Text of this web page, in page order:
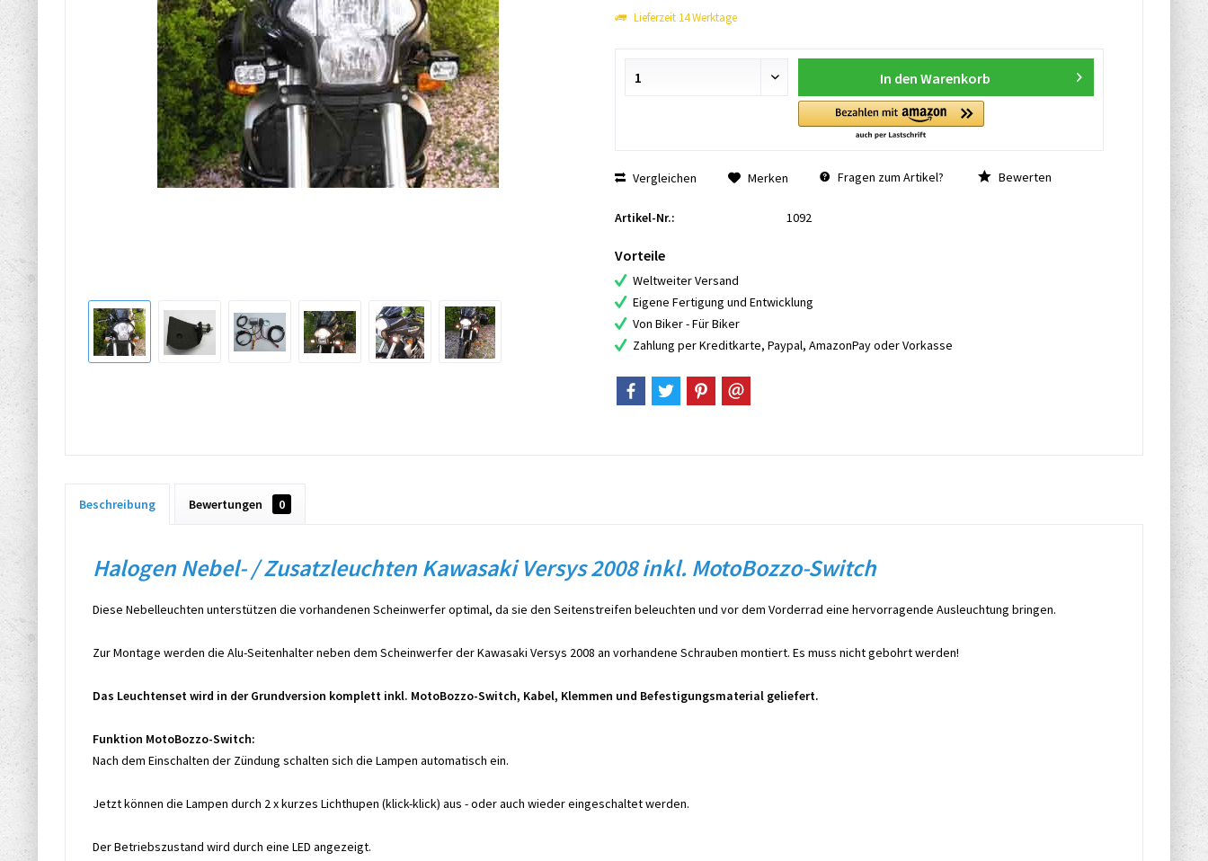
Lieferzeit 14 Werktage
In den Warenkorb
Vergleichen Merken Fragen zum Artikel? Bewerten
Artikel-Nr.: 1092
Vorteile
Weltweiter Versand
Eigene Fertigung und Entwicklung
Von Biker - Für Biker
Zahlung per Kreditkarte, Paypal, AmazonPay oder Vorkasse
Beschreibung Bewertungen 0
Halogen Nebel- / Zusatzleuchten Kawasaki Versys 2008 inkl. MotoBozzo-Switch
Diese Nebelleuchten unterstützen die vorhandenen Scheinwerfer optimal, da sie den Seitenstreifen beleuchten und vor dem Vorderrad eine hervorragende Ausleuchtung bringen.
Zur Montage werden die Alu-Seitenhalter neben dem Scheinwerfer der Kawasaki Versys 2008 an vorhandene Schrauben montiert. Es muss nicht gebohrt werden!
Das Leuchtenset wird in der Grundversion komplett inkl. MotoBozzo-Switch, Kabel, Klemmen und Befestigungsmaterial geliefert.
Funktion MotoBozzo-Switch:
Nach dem Einschalten der Zündung schalten sich die Lampen automatisch ein.
Jetzt können die Lampen durch 2 x kurzes Lichthupen (klick-klick) aus - oder auch wieder eingeschaltet werden.
Der Betriebszustand wird durch eine LED angezeigt.